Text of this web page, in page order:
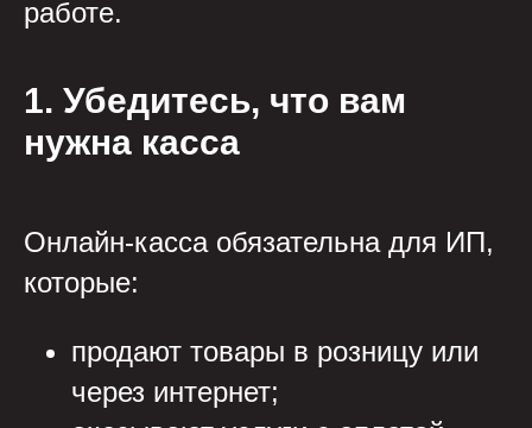
работе.
1. Убедитесь, что вам
нужна касса
Онлайн-касса обязательна для ИП,
которые:
продают товары в розницу или
через интернет;